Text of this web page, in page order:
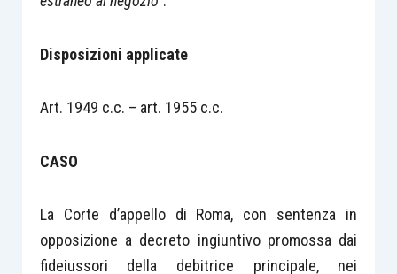
Disposizioni applicate
Art. 1949 c.c. – art. 1955 c.c.
CASO
La Corte d’appello di Roma, con sentenza in
opposizione a decreto ingiuntivo promossa dai
fideiussori della debitrice principale, nei